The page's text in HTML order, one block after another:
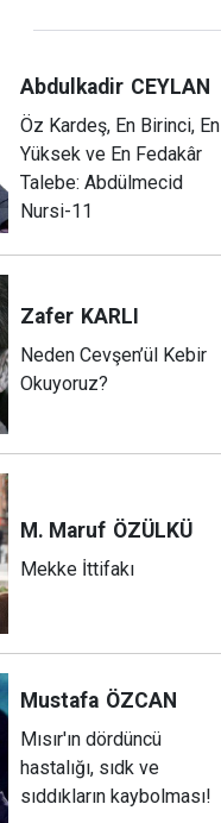
Abdulkadir CEYLAN
Öz Kardeş, En Birinci, En
Yüksek ve En Fedakâr
Talebe: Abdülmecid
Nursi-11
Zafer KARLI
Neden Cevşen’ül Kebir
Okuyoruz?
M. Maruf ÖZÜLKÜ
Mekke İttifakı
Mustafa ÖZCAN
Mısır'ın dördüncü
hastalığı, sıdk ve
sıddıkların kaybolması!